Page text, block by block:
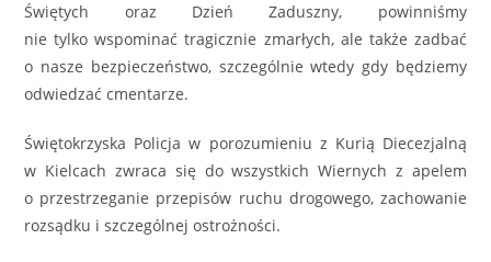
Świętych oraz Dzień Zaduszny, powinniśmy
nie tylko wspominać tragicznie zmarłych, ale także zadbać
o nasze bezpieczeństwo, szczególnie wtedy gdy będziemy
odwiedzać cmentarze.
Świętokrzyska Policja w porozumieniu z Kurią Diecezjalną
w Kielcach zwraca się do wszystkich Wiernych z apelem
o przestrzeganie przepisów ruchu drogowego, zachowanie
rozsądku i szczególnej ostrożności.